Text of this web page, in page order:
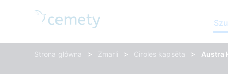
Strona główna > Zmarli > Ciroles kapsēta > Austra